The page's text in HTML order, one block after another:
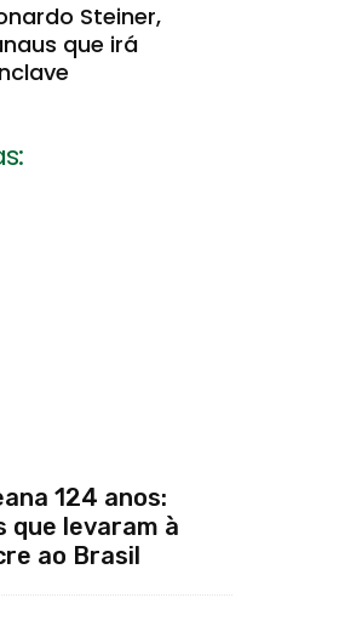
Steiner,
que irá
124 anos:
que levaram à
ao Brasil